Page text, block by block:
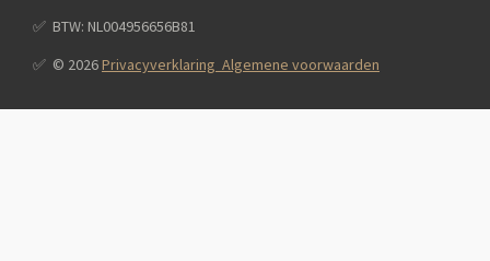
✅️ BTW: NL004956656B81
✅️ © 2026Privacyverklaring Algemene voorwaarden